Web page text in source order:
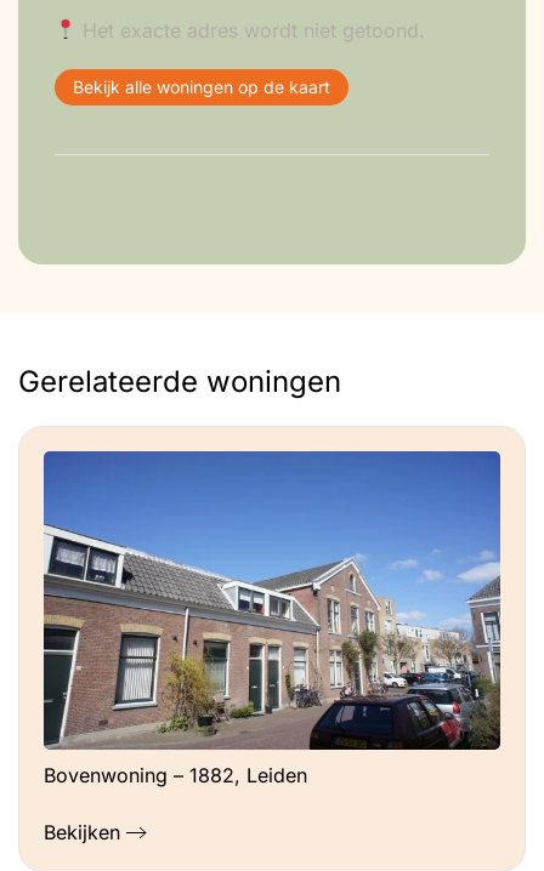
inziens niet verder mogelijk in dit
bestaande huis …….
Hergebruik
Vloerbedekking
Het exacte adres wordt niet getoond.
Bekijk alle woningen op de kaart
Gerelateerde woningen
Bovenwoning – 1882, Leiden
Bekijken